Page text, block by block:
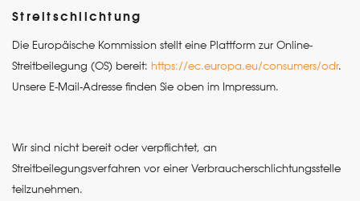
Streitschlichtung
Die Europäische Kommission stellt eine Plattform zur Online-
Streitbeilegung (OS) bereit: https://ec.europa.eu/consumers/odr.
Unsere E-Mail-Adresse finden Sie oben im Impressum.
Wir sind nicht bereit oder verpflichtet, an
Streitbeilegungsverfahren vor einer Verbraucherschlichtungsstelle
teilzunehmen.